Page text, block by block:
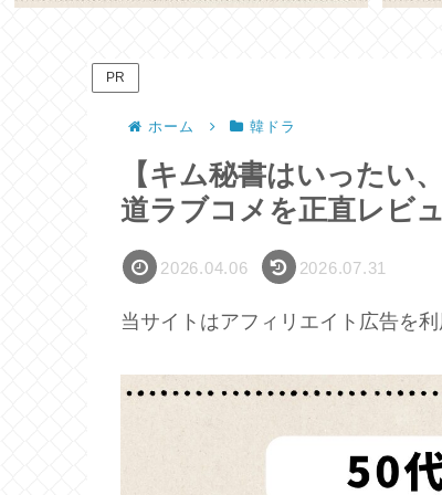
PR
ホーム 韓ドラ
【キム秘書はいったい
道ラブコメを正直レビ
2026.04.06 2026.07.31
当サイトはアフィリエイト広告を利